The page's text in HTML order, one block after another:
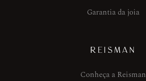
Garantia da joia
REISMAN
Conheça a Reisman